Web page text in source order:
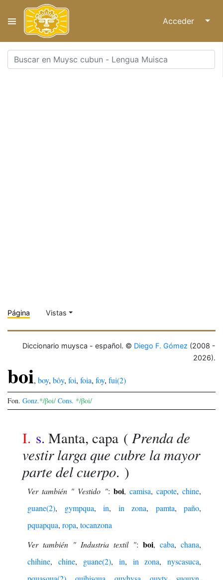
Acceder ↓
Página Vistas
Diccionario muysca - español. © Diego F. Gómez (2008 -
2026).
boi, boy, bôy, foi, foia, foy, fui(2)
Fon. Gonz.*/βoi/ Cons. */βoi/
I. s. Manta, capa ( Prenda de
vestir larga que cubre la mayor
parte del cuerpo. )
Ver también " Vestido ": boi, camisa,capote,chine,
guane(2), gympqua,in, in zona, pamta,paño,
pquapqua, ropa, tocanzona
Ver también " Industria textil ":boi,caba,chana,
chihine, chine, guane(2), in, in zona,nyscasuca,